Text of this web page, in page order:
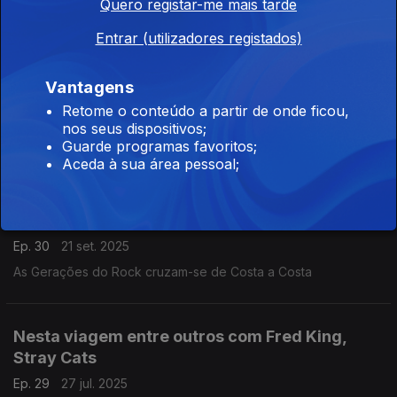
Feelgood, Elvis Costello
28 set. 2025
As Gerações do Rock cruzam-se de Costa a Costa
Ep. 30
21 set. 2025
As Gerações do Rock cruzam-se de Costa a Costa
Nesta viagem entre outros com Fred King,
Stray Cats
Ep. 29 27 jul. 2025
Quero registar-me mais tarde
Entrar (utilizadores registados)
Vantagens
Retome o conteúdo a partir de onde ficou,
nos seus dispositivos;
Guarde programas favoritos;
Aceda à sua área pessoal;